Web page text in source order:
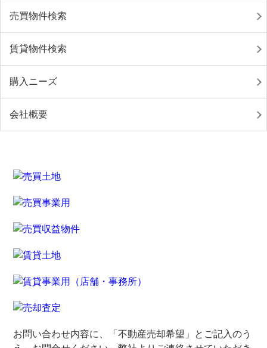
売買物件検索
賃貸物件検索
購入ニーズ
会社概要
お問い合わせ内容に、「不動産売却希望」とご記入のう